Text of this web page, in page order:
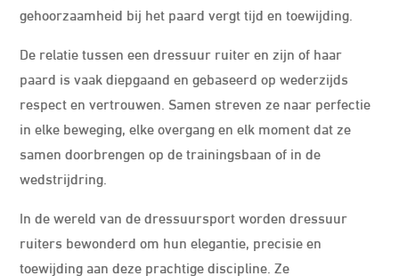
gehoorzaamheid bij het paard vergt tijd en toewijding.
De relatie tussen een dressuur ruiter en zijn of haar
paard is vaak diepgaand en gebaseerd op wederzijds
respect en vertrouwen. Samen streven ze naar perfectie
in elke beweging, elke overgang en elk moment dat ze
samen doorbrengen op de trainingsbaan of in de
wedstrijdring.
In de wereld van de dressuursport worden dressuur
ruiters bewonderd om hun elegantie, precisie en
toewijding aan deze prachtige discipline. Ze